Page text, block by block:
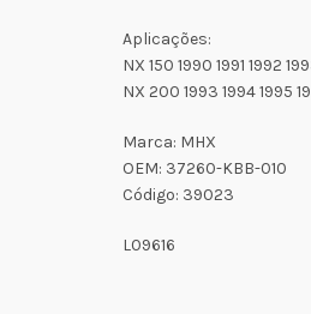
Aplicações:
NX 150 1990 1991 1992
NX 200 1993 1994 1995
Marca: MHX
OEM: 37260-KBB-010
Código: 39023
L09616